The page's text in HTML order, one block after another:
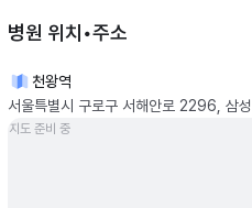
병원 위치•주소
천왕역
서울특별시 구로구 서해안로 2296, 삼
지도 준비 중